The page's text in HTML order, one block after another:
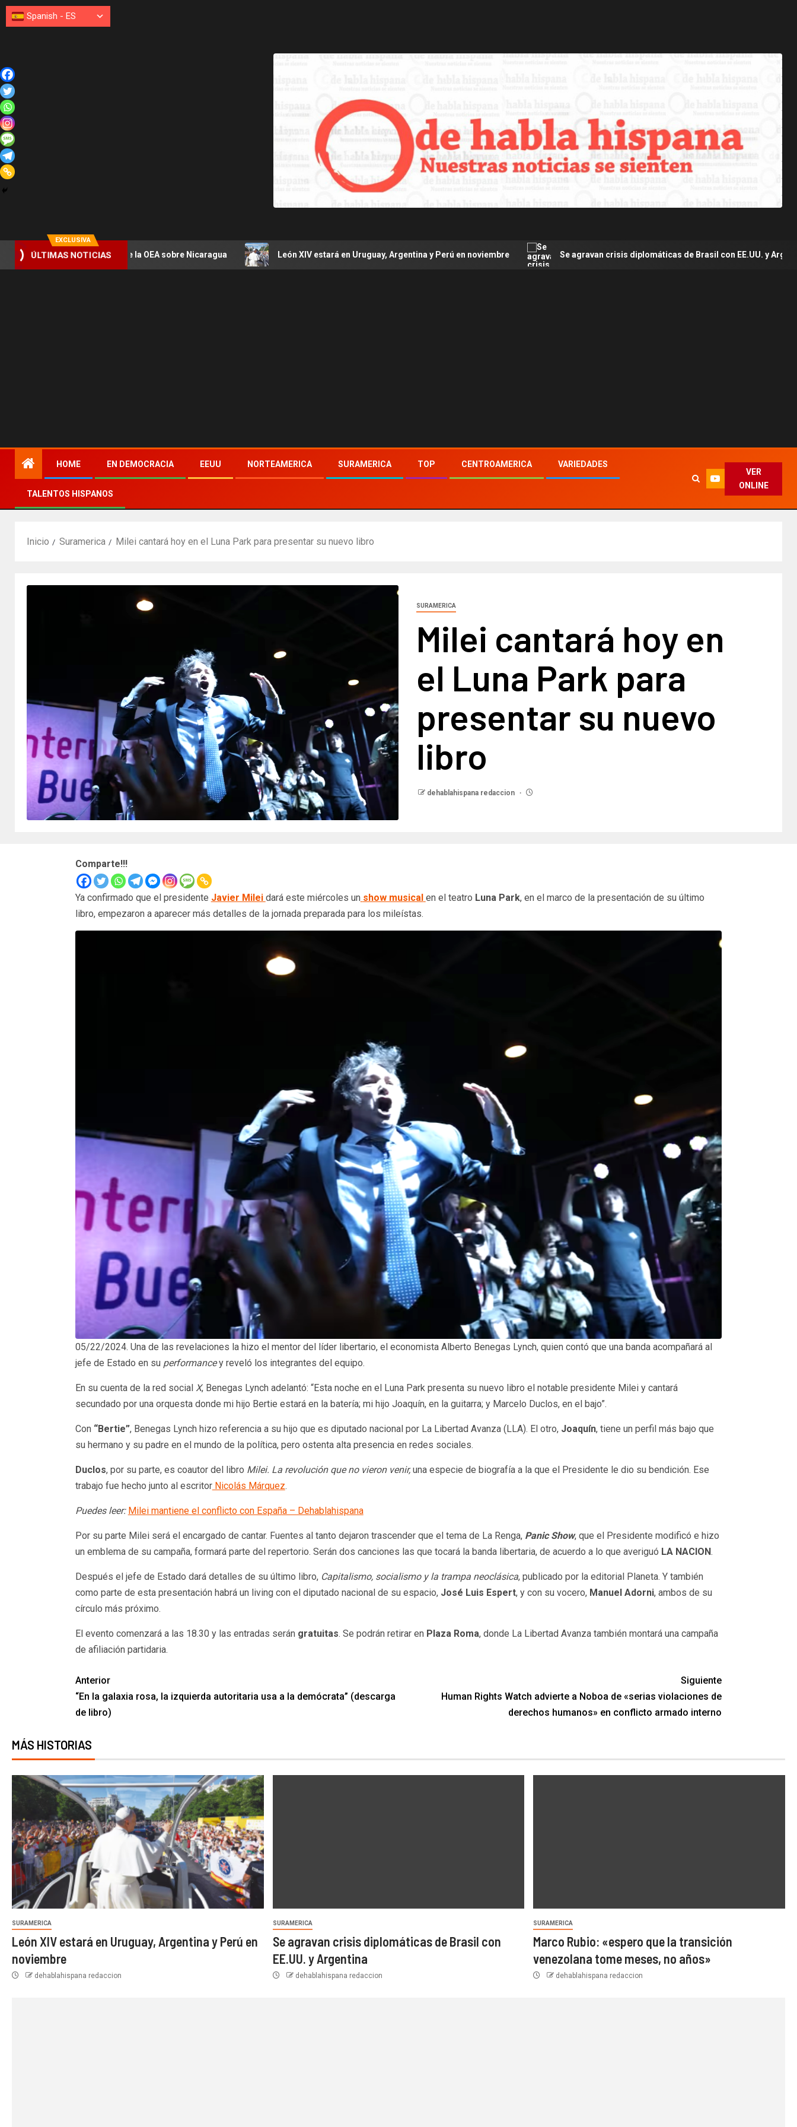
EXCLUSIVA
ÚLTIMAS NOTICIAS
en sesión de la OEA sobre Nicaragua León XIV estará en Uruguay, Argentina y Perú en noviembre Se agravan crisis diplomáticas de Brasil con EE.UU. y Argentina
HOME EN DEMOCRACIA EEUU NORTEAMERICA SURAMERICA TOP CENTROAMERICA VARIEDADES
TALENTOS HISPANOS
VER
ONLINE
Inicio Suramerica Milei cantará hoy en el Luna Park para presentar su nuevo libro
SURAMERICA
Milei cantará hoy en
el Luna Park para
presentar su nuevo
libro
dehablahispana redaccion
Comparte!!!
Ya confirmado que el presidente Javier Milei dará este miércoles un show musical en el teatro Luna Park, en el marco de la presentación de su último
libro, empezaron a aparecer más detalles de la jornada preparada para los mileístas.
05/22/2024. Una de las revelaciones la hizo el mentor del líder libertario, el economista Alberto Benegas Lynch, quien contó que una banda acompañará al
jefe de Estado en su performancey reveló los integrantes del equipo.
En su cuenta de la red social X, Benegas Lynch adelantó: “Esta noche en el Luna Park presenta su nuevo libro el notable presidente Milei y cantará
secundado por una orquesta donde mi hijo Bertie estará en la batería; mi hijo Joaquín, en la guitarra; y Marcelo Duclos, en el bajo”.
Con “Bertie”, Benegas Lynch hizo referencia a su hijo que es diputado nacional por La Libertad Avanza (LLA). El otro, Joaquín, tiene un perfil más bajo que
su hermano y su padre en el mundo de la política, pero ostenta alta presencia en redes sociales.
Duclos, por su parte, es coautor del libro Milei. La revolución que no vieron venir,una especie de biografía a la que el Presidente le dio su bendición. Ese
trabajo fue hecho junto al escritorNicolás Márquez.
Puedes leer: Milei mantiene el conflicto con España – Dehablahispana
Por su parte Milei será el encargado de cantar. Fuentes al tanto dejaron trascender que el tema de La Renga, Panic Show, que el Presidente modificó e hizo
un emblema de su campaña, formará parte del repertorio. Serán dos canciones las que tocará la banda libertaria, de acuerdo a lo que averiguó LA NACION.
Después el jefe de Estado dará detalles de su último libro, Capitalismo, socialismo y la trampa neoclásica, publicado por la editorial Planeta. Y también
como parte de esta presentación habrá un living con el diputado nacional de su espacio, José Luis Espert, y con su vocero, Manuel Adorni, ambos de su
círculo más próximo.
El evento comenzará a las 18.30 y las entradas serán gratuitas. Se podrán retirar en Plaza Roma, donde La Libertad Avanza también montará una campaña
de afiliación partidaria.
Anterior
“En la galaxia rosa, la izquierda autoritaria usa a la demócrata” (descarga
de libro)
Siguiente
Human Rights Watch advierte a Noboa de «serias violaciones de
derechos humanos» en conflicto armado interno
MÁS HISTORIAS
SURAMERICA
León XIV estará en Uruguay, Argentina y Perú en
noviembre
dehablahispana redaccion
SURAMERICA
Se agravan crisis diplomáticas de Brasil con
EE.UU. y Argentina
dehablahispana redaccion
SURAMERICA
Marco Rubio: «espero que la transición
venezolana tome meses, no años»
dehablahispana redaccion
Spanish - ES